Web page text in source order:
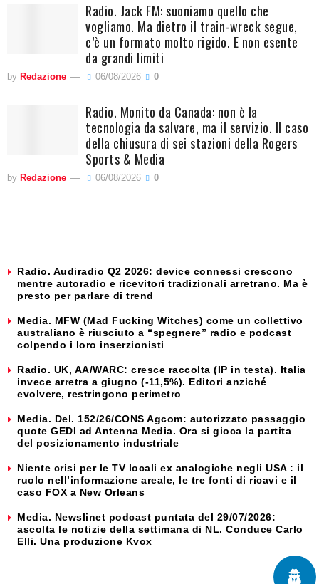
Radio. Jack FM: suoniamo quello che
vogliamo. Ma dietro il train-wreck segue,
c’è un formato molto rigido. E non esente
da grandi limiti
by Redazione 06/08/2026 0
Radio. Monito da Canada: non è la
tecnologia da salvare, ma il servizio. Il caso
della chiusura di sei stazioni della Rogers
Sports & Media
by Redazione 06/08/2026 0
Radio. Audiradio Q2 2026: device connessi crescono
mentre autoradio e ricevitori tradizionali arretrano. Ma è
presto per parlare di trend
Media. MFW (Mad Fucking Witches) come un collettivo
australiano è riusciuto a “spegnere” radio e podcast
colpendo i loro inserzionisti
Radio. UK, AA/WARC: cresce raccolta (IP in testa). Italia
invece arretra a giugno (-11,5%). Editori anziché
evolvere, restringono perimetro
Media. Del. 152/26/CONS Agcom: autorizzato passaggio
quote GEDI ad Antenna Media. Ora si gioca la partita
del posizionamento industriale
Niente crisi per le TV locali ex analogiche negli USA : il
ruolo nell’informazione areale, le tre fonti di ricavi e il
caso FOX a New Orleans
Media. Newslinet podcast puntata del 29/07/2026:
ascolta le notizie della settimana di NL. Conduce Carlo
Elli. Una produzione Kvox